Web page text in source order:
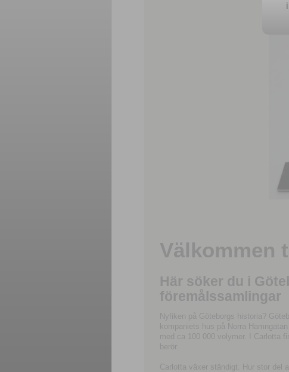
Välkommen
Här söker du i
föremålssamlingar
Nyfiken på Göteborgs historia?
kompaniets hus på Norra
med ca 100 000 volymer. I Carlotta
berör.
Carlotta växer ständigt. Hur stor del